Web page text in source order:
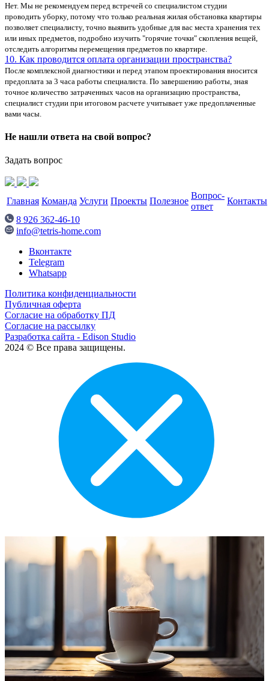
Нет. Мы не рекомендуем перед встречей со специалистом студии
проводить уборку, потому что только реальная жилая обстановка квартиры
позволяет специалисту, точно выявить удобные для вас места хранения тех
или иных предметов, подробно изучить "горячие точки" скопления вещей,
отследить алгоритмы перемещения предметов по квартире.
10. Как проводится оплата организации пространства?
После комплексной диагностики и перед этапом проектирования вносится
предоплата за 3 часа работы специалиста. По завершению работы, зная
точное количество затраченных часов на организацию пространства,
специалист студии при итоговом расчете учитывает уже предоплаченные
вами часы.
Не нашли ответа на свой вопрос?
Задать вопрос
Главная Команда Услуги Проекты Полезное
Вопрос-
ответ
Контакты
8 926 362-46-10
info@tetris-home.com
Вконтакте
Telegram
Whatsapp
Политика конфиденциальности
Публичная оферта
Согласие на обработку ПД
Согласие на рассылку
Разработка сайта - Edison Studio
2024 © Все права защищены.